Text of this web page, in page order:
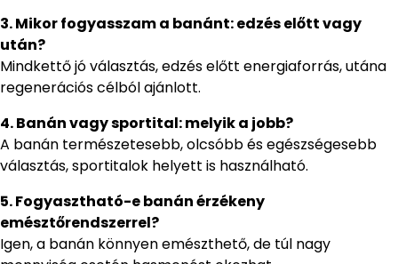
3. Mikor fogyasszam a banánt: edzés előtt vagy
után?
Mindkettő jó választás, edzés előtt energiaforrás, utána
regenerációs célból ajánlott.
4. Banán vagy sportital: melyik a jobb?
A banán természetesebb, olcsóbb és egészségesebb
választás, sportitalok helyett is használható.
5. Fogyasztható-e banán érzékeny
emésztőrendszerrel?
Igen, a banán könnyen emészthető, de túl nagy